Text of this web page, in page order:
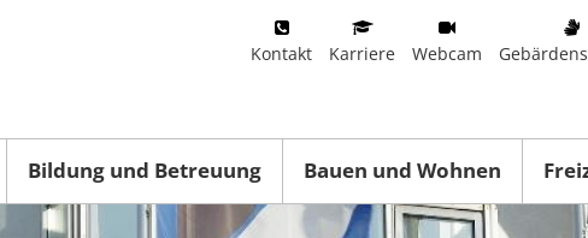
Kontakt Karriere Webcam
Bildung und Betreuung Bauen und Wohnen